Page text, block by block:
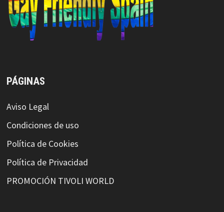
PÁGINAS
Aviso Legal
Condiciones de uso
Política de Cookies
Política de Privacidad
PROMOCIÓN TIVOLI WORLD